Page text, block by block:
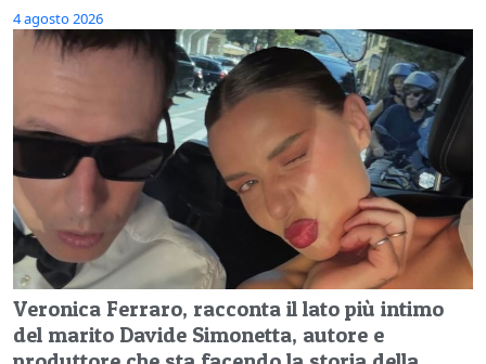
4 agosto 2026
Veronica Ferraro, racconta il lato più intimo
del marito Davide Simonetta, autore e